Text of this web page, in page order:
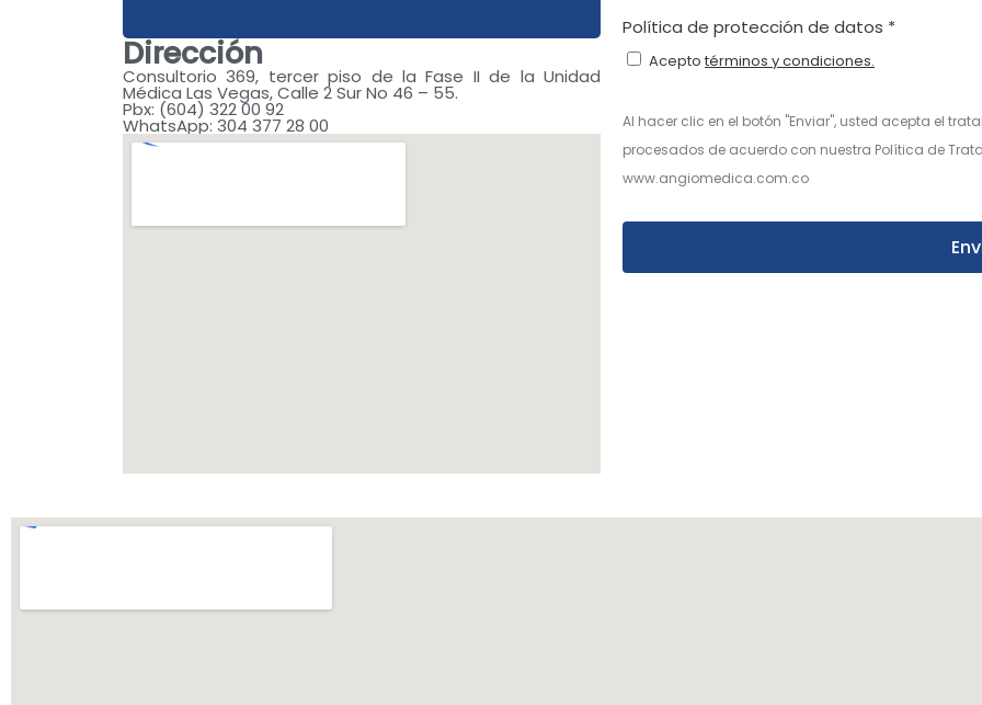
Dirección
Consultorio 369, tercer piso de la Fase II de la Unidad
Médica Las Vegas, Calle 2 Sur No 46 – 55.
Pbx: (604) 322 00 92
WhatsApp: 304 377 28 00
Política de protección de datos *
Acepto términos y condiciones.
Al hacer clic en el botón "Enviar", usted acepta el
procesados de acuerdo con nuestra Política de
www.angiomedica.com.co